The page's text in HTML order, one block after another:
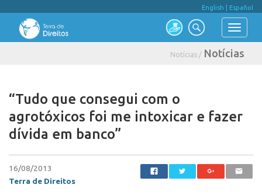
English Español
Notícias / Notícias
“Tudo que consegui com o
agrotóxicos foi me intoxicar e fazer
dívida em banco”
16/08/2013
Terra de Direitos